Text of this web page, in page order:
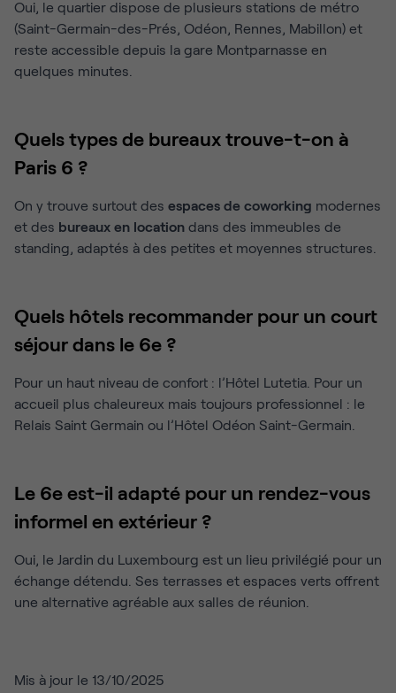
Oui, le quartier dispose de plusieurs stations de métro
(Saint-Germain-des-Prés, Odéon, Rennes, Mabillon) et
reste accessible depuis la gare Montparnasse en
quelques minutes.
Quels types de bureaux trouve-t-on à
Paris 6 ?
On y trouve surtout des espaces de coworking modernes
et des bureaux en location dans des immeubles de
standing, adaptés à des petites et moyennes structures.
Quels hôtels recommander pour un court
séjour dans le 6e ?
Pour un haut niveau de confort : l’Hôtel Lutetia. Pour un
accueil plus chaleureux mais toujours professionnel : le
Relais Saint Germain ou l’Hôtel Odéon Saint-Germain.
Le 6e est-il adapté pour un rendez-vous
informel en extérieur ?
Oui, le Jardin du Luxembourg est un lieu privilégié pour un
échange détendu. Ses terrasses et espaces verts offrent
une alternative agréable aux salles de réunion.
Mis à jour le 13/10/2025